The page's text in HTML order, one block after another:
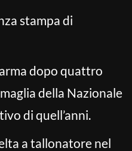
stampa di
dopo quattro
della Nazionale
di quell’anni.
a tallonatore nel